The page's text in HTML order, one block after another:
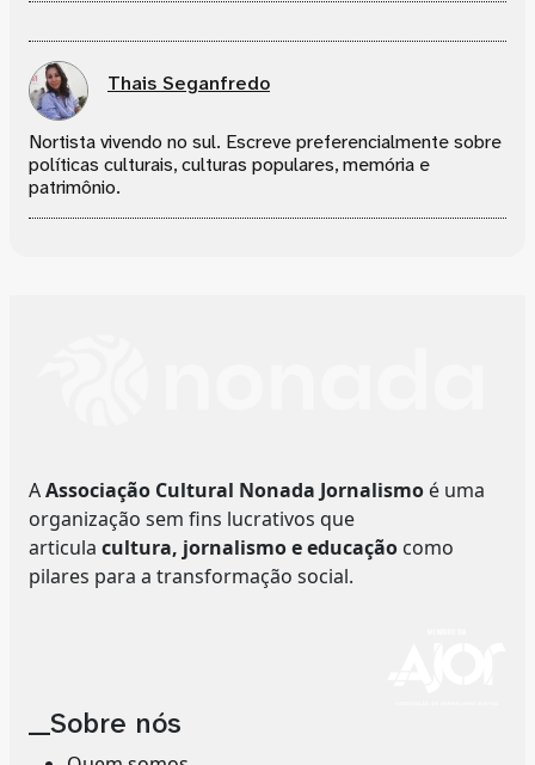
Thais Seganfredo
Nortista vivendo no sul. Escreve preferencialmente sobre
políticas culturais, culturas populares, memória e
patrimônio.
AAssociação Cultural Nonada Jornalismo é uma
organização sem fins lucrativos que
articula cultura, jornalismo e educação como
pilares para a transformação social.
__Sobre nós